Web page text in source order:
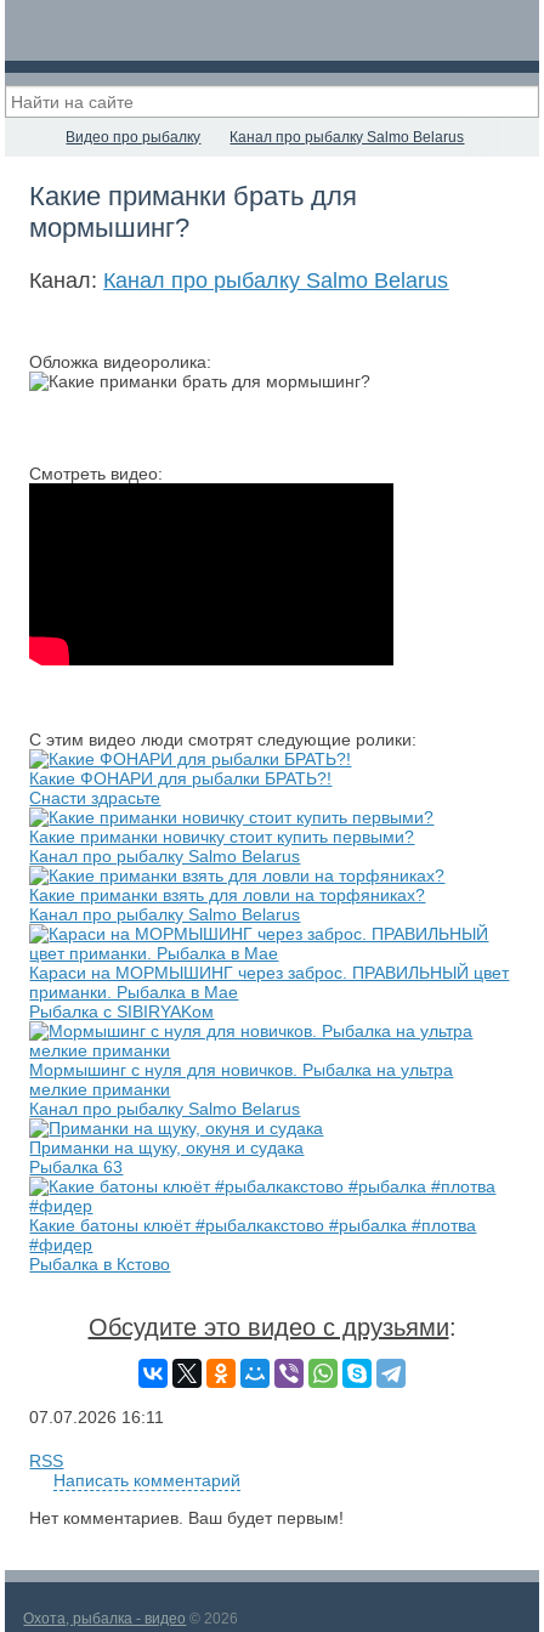
Видео про рыбалку Канал про рыбалку Salmo Belarus
Какие приманки брать для
мормышинг?
Канал: Канал про рыбалку Salmo Belarus
Обложка видеоролика:
Смотреть видео:
С этим видео люди смотрят следующие ролики:
Какие ФОНАРИ для рыбалки БРАТЬ?!
Снасти здрасьте
Какие приманки новичку стоит купить первыми?
Канал про рыбалку Salmo Belarus
Какие приманки взять для ловли на торфяниках?
Канал про рыбалку Salmo Belarus
Караси на МОРМЫШИНГ через заброс. ПРАВИЛЬНЫЙ цвет
приманки. Рыбалка в Мае
Рыбалка с SIBIRYAKом
Мормышинг с нуля для новичков. Рыбалка на ультра
мелкие приманки
Канал про рыбалку Salmo Belarus
Приманки на щуку, окуня и судака
Рыбалка 63
Какие батоны клюёт #рыбалкакстово #рыбалка #плотва
#фидер
Рыбалка в Кстово
Обсудите это видео с друзьями:
07.07.2026 16:11
RSS
Написать комментарий
Нет комментариев. Ваш будет первым!
Охота, рыбалка - видео © 2026